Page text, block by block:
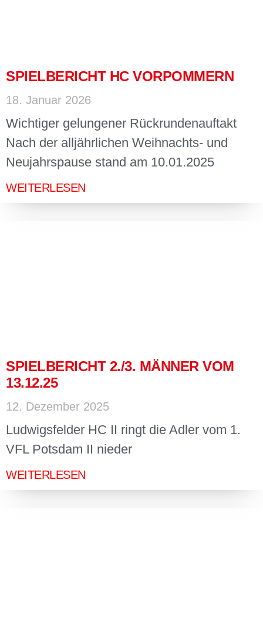
SPIELBERICHT HC VORPOMMERN
18. Januar 2026
Wichtiger gelungener Rückrundenauftakt
Nach der alljährlichen Weihnachts- und
Neujahrspause stand am 10.01.2025
WEITERLESEN
SPIELBERICHT 2./3. MÄNNER VOM
13.12.25
12. Dezember 2025
Ludwigsfelder HC II ringt die Adler vom 1.
VFL Potsdam II nieder
WEITERLESEN